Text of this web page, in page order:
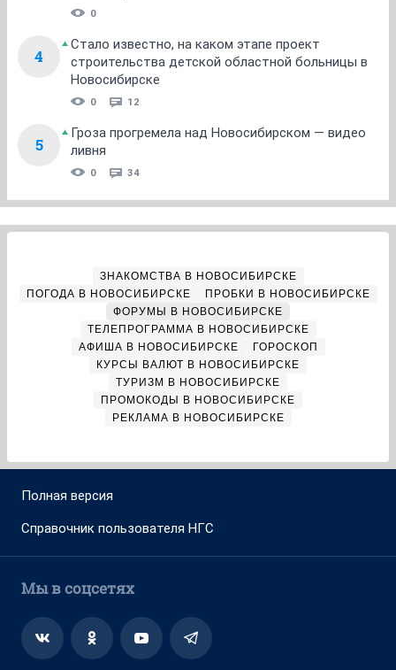
0
4
Стало известно, на каком этапе проект
строительства детской областной больницы в
Новосибирске
0 12
5
Гроза прогремела над Новосибирском — видео
ливня
0 34
ЗНАКОМСТВА В НОВОСИБИРСКЕ
ПОГОДА В НОВОСИБИРСКЕ
ПРОБКИ В НОВОСИБИРСКЕ
ФОРУМЫ В НОВОСИБИРСКЕ
ТЕЛЕПРОГРАММА В НОВОСИБИРСКЕ
АФИША В НОВОСИБИРСКЕ
ГОРОСКОП
КУРСЫ ВАЛЮТ В НОВОСИБИРСКЕ
ТУРИЗМ В НОВОСИБИРСКЕ
ПРОМОКОДЫ В НОВОСИБИРСКЕ
РЕКЛАМА В НОВОСИБИРСКЕ
Полная версия
Справочник пользователя НГС
Мы в соцсетях